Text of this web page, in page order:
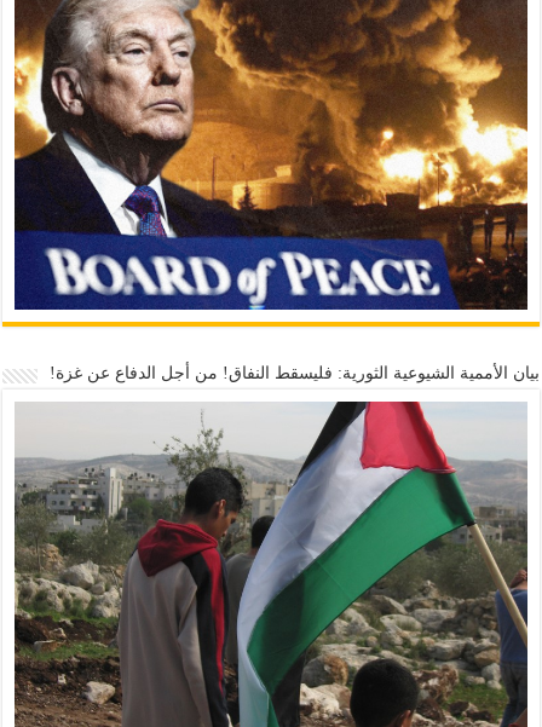
بيان الأممية الشيوعية الثورية: فليسقط النفاق! من أجل الدفاع عن غزة!